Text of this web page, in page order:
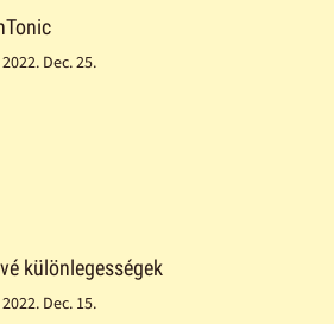
2022. Dec. 25.
különlegességek
2022. Dec. 15.